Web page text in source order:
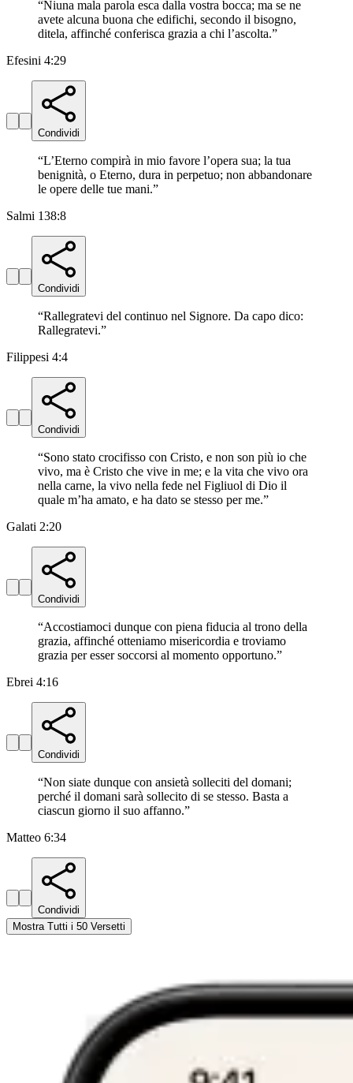
“Niuna mala parola esca dalla vostra bocca; ma se ne
avete alcuna buona che edifichi, secondo il bisogno,
ditela, affinché conferisca grazia a chi l’ascolta.”
Efesini 4:29
Condividi
“L’Eterno compirà in mio favore l’opera sua; la tua
benignità, o Eterno, dura in perpetuo; non abbandonare
le opere delle tue mani.”
Salmi 138:8
Condividi
“Rallegratevi del continuo nel Signore. Da capo dico:
Rallegratevi.”
Filippesi 4:4
Condividi
“Sono stato crocifisso con Cristo, e non son più io che
vivo, ma è Cristo che vive in me; e la vita che vivo ora
nella carne, la vivo nella fede nel Figliuol di Dio il
quale m’ha amato, e ha dato se stesso per me.”
Galati 2:20
Condividi
“Accostiamoci dunque con piena fiducia al trono della
grazia, affinché otteniamo misericordia e troviamo
grazia per esser soccorsi al momento opportuno.”
Ebrei 4:16
Condividi
“Non siate dunque con ansietà solleciti del domani;
perché il domani sarà sollecito di se stesso. Basta a
ciascun giorno il suo affanno.”
Matteo 6:34
Condividi
Mostra Tutti i 50 Versetti